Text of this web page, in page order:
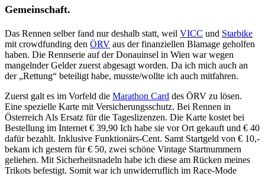
Gemeinschaft.
Das Rennen selber fand nur deshalb statt, weil VICC und Starbike
mit crowdfunding den ÖRV aus der finanziellen Blamage geholfen
haben. Die Rennserie auf der Donauinsel in Wien war wegen
mangelnder Gelder zuerst abgesagt worden. Da ich mich auch an
der „Rettung“ beteiligt habe, musste/wollte ich auch mitfahren.
Zuerst galt es im Vorfeld die Marathon Card des ÖRV zu lösen.
Eine spezielle Karte mit Versicherungsschutz. Bei Rennen in
Österreich Als Ersatz für die Tageslizenzen. Die Karte kostet bei
Bestellung im Internet € 39,90 Ich habe sie vor Ort gekauft und € 40
dafür bezahlt. Inklusive Funktionärs-Cent. Samt Startgeld von € 10,-
bekam ich gestern für € 50, zwei schöne Vintage Startnummern
geliehen. Mit Sicherheitsnadeln habe ich diese am Rücken meines
Trikots befestigt. Somit war ich unwiderruflich im Race-Mode